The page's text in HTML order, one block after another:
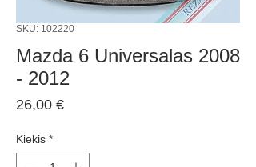
SKU: 102220
Mazda 6 Universalas 2008
- 2012
26,00 €Price
Kiekis *